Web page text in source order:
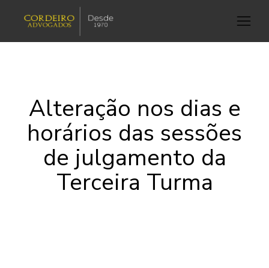
Alteração nos dias e
horários das sessões
de julgamento da
Terceira Turma